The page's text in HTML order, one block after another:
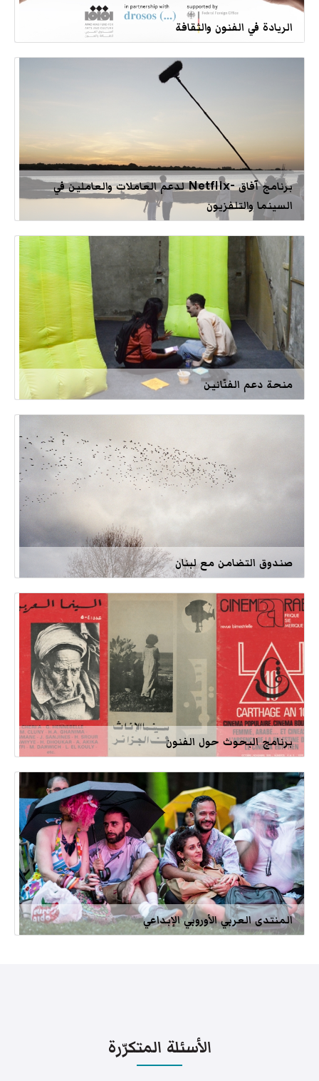
الريادة في الفنون والثقافة
برنامج آفاق -Netflix لدعم العاملات والعاملين في
السينما والتلفزيون
منحة دعم الفنّانين
صندوق التضامن مع لبنان
برنامج البحوث حول الفنون
المنتدى العربي الأوروبي الإبداعي
الأسئلة المتكرّرة